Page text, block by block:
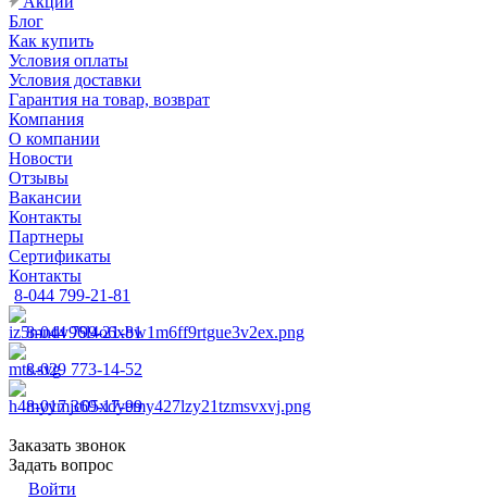
Блог
Как купить
Условия оплаты
Условия доставки
Гарантия на товар, возврат
Компания
О компании
Новости
Отзывы
Вакансии
Контакты
Партнеры
Сертификаты
Контакты
8-044 799-21-81
8-044 799-21-81
8-029 773-14-52
8-017 369-17-99
Заказать звонок
Задать вопрос
Войти